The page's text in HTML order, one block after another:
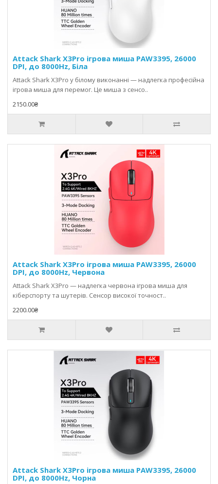
користувачів — від геймерів до офісних фахівців. Магазин
пропонує оригінальні моделі, офіційну гарантію, швидку
доставку та приємні ціни на комп’ютерні аксесуари.
Attack Shark X3Pro ігрова миша PAW3395, 26000
DPI, до 8000Hz, Біла
Attack Shark X3Pro у білому виконанні — надлегка професійна
ігрова миша для перемог. Це миша з сенсо..
2150.00₴
Attack Shark X3Pro ігрова миша PAW3395, 26000
DPI, до 8000Hz, Червона
Attack Shark X3Pro — надлегка червона ігрова миша для
кіберспорту та шутерів. Сенсор високої точност..
2200.00₴
Attack Shark X3Pro ігрова миша PAW3395, 26000
DPI, до 8000Hz, Чорна